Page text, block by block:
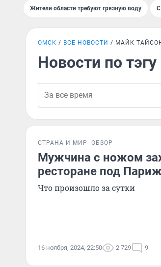
Жители области требуют грязную воду С
ОМСК ВСЕ НОВОСТИ МАЙК
Новости по
СТРАНА И МИР ОБЗОР
Мужчина с ножом
ресторане под
Что произошло за сутки
16 ноября, 2024, 22:50 2 729 9